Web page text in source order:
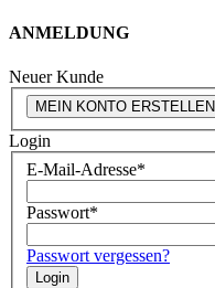
ANMELDUNG
Neuer Kunde
MEIN KONTO ERSTELLEN
Login
E-Mail-Adresse*
Passwort*
Passwort vergessen?
Login